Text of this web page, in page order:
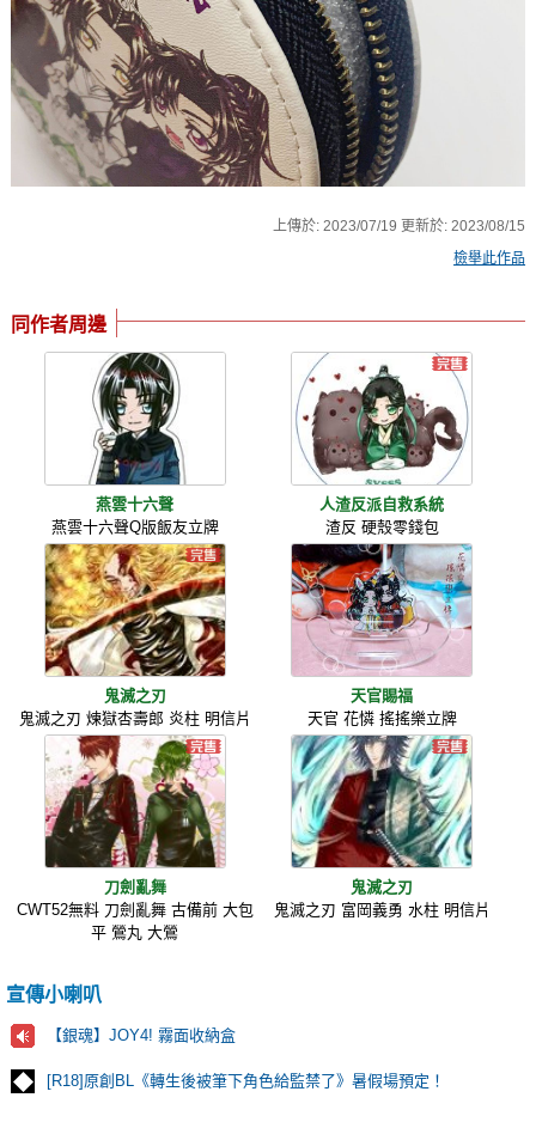
上傳於:2023/07/19 更新於:2023/08/15
檢舉此作品
同作者周邊
燕雲十六聲
燕雲十六聲Q版飯友立牌
人渣反派自救系統
渣反 硬殼零錢包
鬼滅之刃
鬼滅之刃 煉獄杏壽郎 炎柱 明信片
天官賜福
天官 花憐 搖搖樂立牌
刀劍亂舞
CWT52無料 刀劍亂舞 古備前 大包
平 鶯丸 大鶯
鬼滅之刃
鬼滅之刃 富岡義勇 水柱 明信片
宣傳小喇叭
【銀魂】JOY4! 霧面收納盒
[R18]原創BL《轉生後被筆下角色給監禁了》暑假場預定！